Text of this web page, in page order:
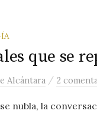
que se
Alcántara / 2
nubla, la